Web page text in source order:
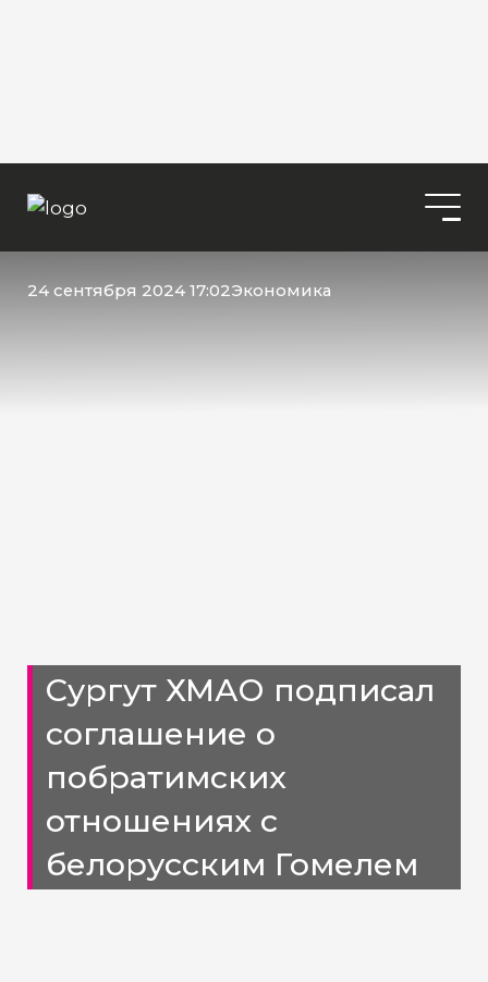
24 сентября 2024 17:02Экономика
Сургут ХМАО подписал
соглашение о
побратимских
отношениях с
белорусским Гомелем